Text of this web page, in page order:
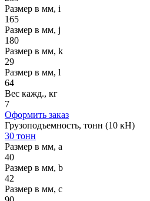
Размер в мм, i
165
Размер в мм, j
180
Размер в мм, k
29
Размер в мм, l
64
Вес кажд., кг
7
Оформить заказ
Грузоподъемность, тонн (10 кН)
30 тонн
Размер в мм, a
40
Размер в мм, b
42
Размер в мм, c